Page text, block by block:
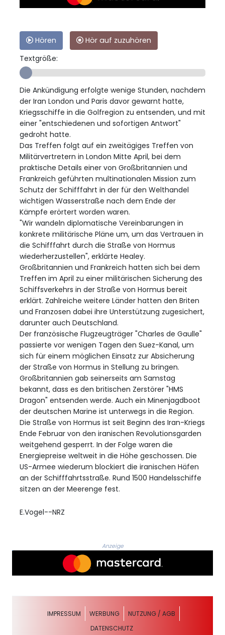
Hören
Hör auf zuzuhören
Textgröße:
Die Ankündigung erfolgte wenige Stunden, nachdem
der Iran London und Paris davor gewarnt hatte,
Kriegsschiffe in die Golfregion zu entsenden, und mit
einer "entschiedenen und sofortigen Antwort"
gedroht hatte.
Das Treffen folgt auf ein zweitägiges Treffen von
Militärvertretern in London Mitte April, bei dem
praktische Details einer von Großbritannien und
Frankreich geführten multinationalen Mission zum
Schutz der Schifffahrt in der für den Welthandel
wichtigen Wasserstraße nach dem Ende der
Kämpfe erörtert worden waren.
"Wir wandeln diplomatische Vereinbarungen in
konkrete militärische Pläne um, um das Vertrauen in
die Schifffahrt durch die Straße von Hormus
wiederherzustellen", erklärte Healey.
Großbritannien und Frankreich hatten sich bei dem
Treffen im April zu einer militärischen Sicherung des
Schiffsverkehrs in der Straße von Hormus bereit
erklärt. Zahlreiche weitere Länder hatten den Briten
und Franzosen dabei ihre Unterstützung zugesichert,
darunter auch Deutschland.
Der französische Flugzeugträger "Charles de Gaulle"
passierte vor wenigen Tagen den Suez-Kanal, um
sich für einem möglichen Einsatz zur Absicherung
der Straße von Hormus in Stellung zu bringen.
Großbritannien gab seinerseits am Samstag
bekannt, dass es den britischen Zerstörer "HMS
Dragon" entsenden werde. Auch ein Minenjagdboot
der deutschen Marine ist unterwegs in die Region.
Die Straße von Hormus ist seit Beginn des Iran-Kriegs
Ende Februar von den iranischen Revolutionsgarden
weitgehend gesperrt. In der Folge waren die
Energiepreise weltweit in die Höhe geschossen. Die
US-Armee wiederum blockiert die iranischen Häfen
an der Schifffahrtsstraße. Rund 1500 Handelsschiffe
sitzen an der Meerenge fest.
E.Vogel--NRZ
Anzeige
IMPRESSUM WERBUNG
NUTZUNG / AGB
DATENSCHUTZ